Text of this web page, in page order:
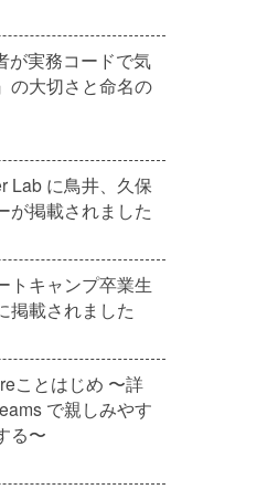
が実務コードで気
の大切さと命名の
Lab に鳥井、久保
が掲載されました
トキャンプ卒業生
掲載されました
ことはじめ 〜詳
で親しみやす
る〜